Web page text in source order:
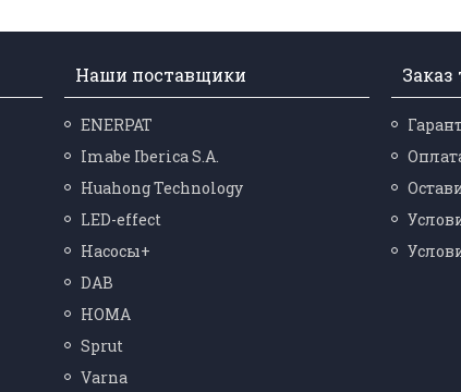
Наши поставщики
ENERPAT
Imabe Iberica S.A.
Huahong Technology
LED-effect
Насосы+
DAB
HOMA
Sprut
Varna
Заказ